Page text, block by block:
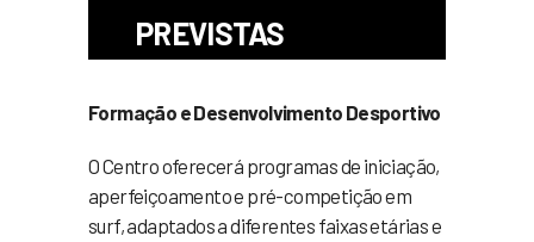
PREVISTAS
Formação e Desenvolvimento Desportivo
O Centro oferecerá programas de iniciação,
aperfeiçoamento e pré-competição em
surf, adaptados a diferentes faixas etárias e